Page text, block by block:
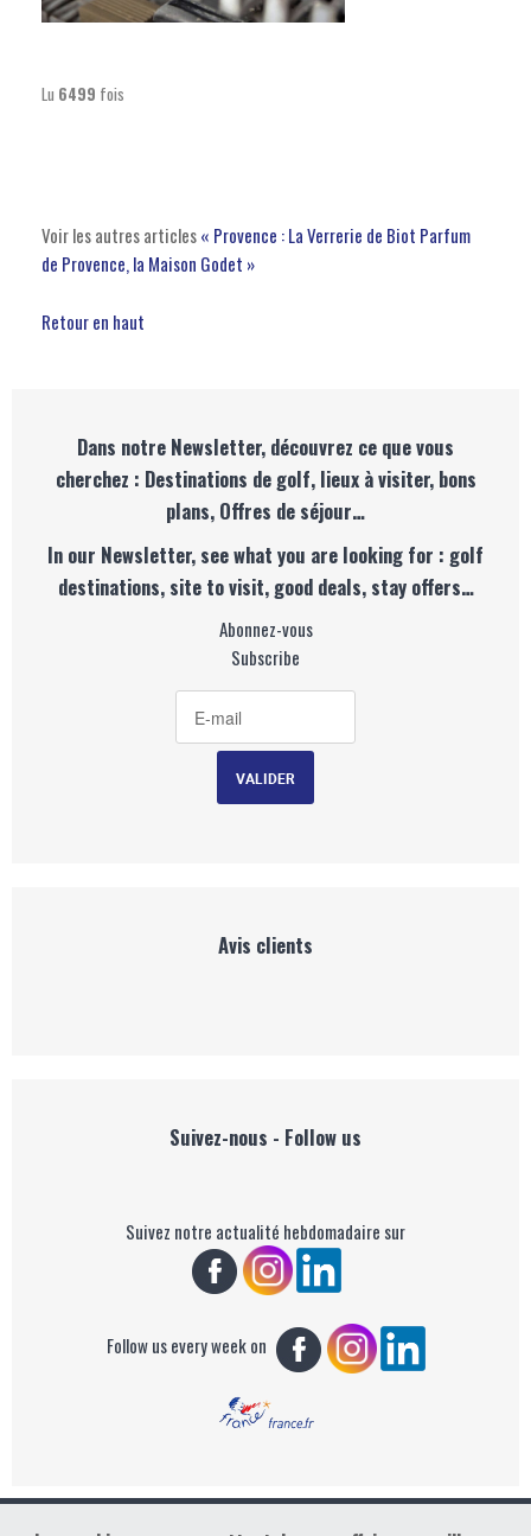
Lu 6499 fois
Voir les autres articles« Provence : La Verrerie de Biot Parfum
de Provence, la Maison Godet »
Retour en haut
Dans notre Newsletter, découvrez ce que vous
cherchez : Destinations de golf, lieux à visiter, bons
plans, Offres de séjour…
In our Newsletter, see what you are looking for : golf
destinations, site to visit, good deals, stay offers…
Abonnez-vous
Subscribe
Avis clients
Suivez-nous - Follow us
Suivez notre actualité hebdomadaire sur
Follow us every week on